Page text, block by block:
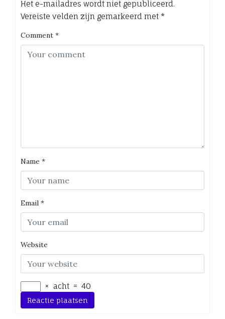
Het e-mailadres wordt niet gepubliceerd.
Vereiste velden zijn gemarkeerd met *
Comment *
Name *
Email *
Website
× acht = 40